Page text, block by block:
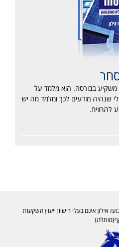
משקיע בבורסה. הוא מלמד על
שנהיה מודעים לכך ומלמד מה יש
להרוויח.
אילון אינם בעלי רישיון ייעוץ השקעות